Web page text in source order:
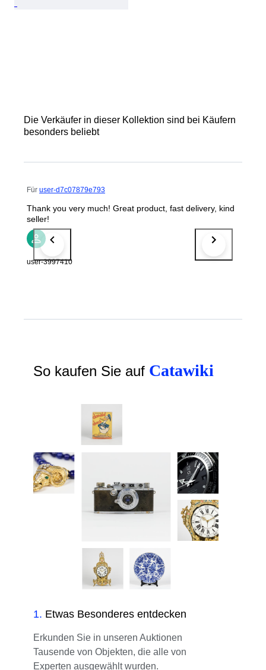
Die Verkäufer in dieser Kollektion sind bei Käufern
besonders beliebt
Für user-d7c07879e793
Thank you very much! Great product, fast delivery, kind
seller!
user-3997410
So kaufen Sie auf Catawiki
1. Etwas Besonderes entdecken
Erkunden Sie in unseren Auktionen
Tausende von Objekten, die alle von
Experten ausgewählt wurden.